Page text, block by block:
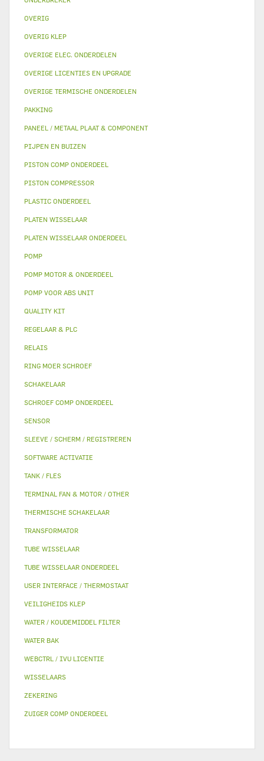
OVERIG
OVERIG KLEP
OVERIGE ELEC. ONDERDELEN
OVERIGE LICENTIES EN UPGRADE
OVERIGE TERMISCHE ONDERDELEN
PAKKING
PANEEL / METAAL PLAAT & COMPONENT
PIJPEN EN BUIZEN
PISTON COMP ONDERDEEL
PISTON COMPRESSOR
PLASTIC ONDERDEEL
PLATEN WISSELAAR
PLATEN WISSELAAR ONDERDEEL
POMP
POMP MOTOR & ONDERDEEL
POMP VOOR ABS UNIT
QUALITY KIT
REGELAAR & PLC
RELAIS
RING MOER SCHROEF
SCHAKELAAR
SCHROEF COMP ONDERDEEL
SENSOR
SLEEVE / SCHERM / REGISTREREN
SOFTWARE ACTIVATIE
TANK / FLES
TERMINAL FAN & MOTOR / OTHER
THERMISCHE SCHAKELAAR
TRANSFORMATOR
TUBE WISSELAAR
TUBE WISSELAAR ONDERDEEL
USER INTERFACE / THERMOSTAAT
VEILIGHEIDS KLEP
WATER / KOUDEMIDDEL FILTER
WATER BAK
WEBCTRL / IVU LICENTIE
WISSELAARS
ZEKERING
ZUIGER COMP ONDERDEEL